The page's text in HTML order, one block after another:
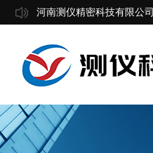
河南测仪精密科技有限公司